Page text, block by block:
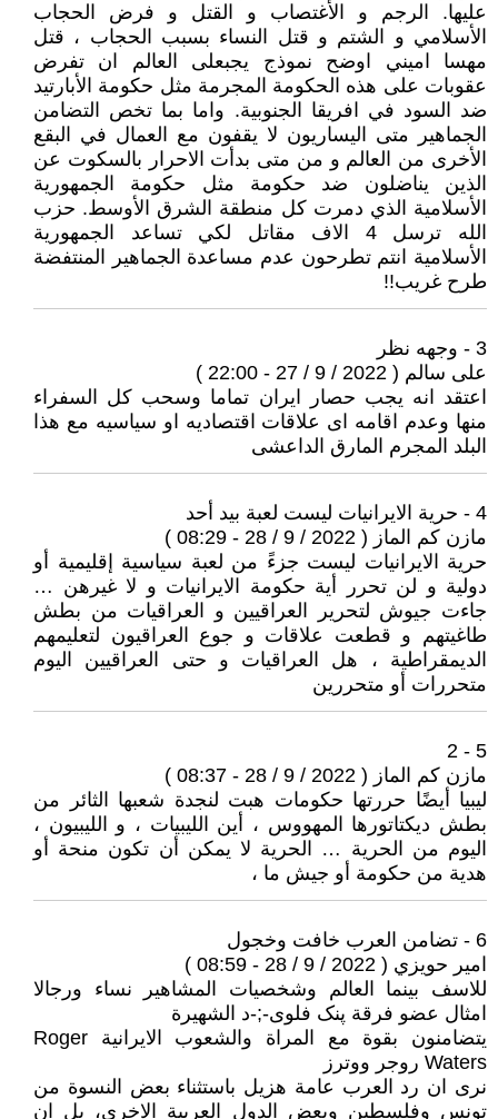
عليها. الرجم و الأغتصاب و القتل و فرض الحجاب
الأسلامي و الشتم و قتل النساء بسبب الحجاب ، قتل
مهسا اميني اوضح نموذج يجبعلى العالم ان تفرض
عقوبات على هذه الحكومة المجرمة مثل حكومة الأبارتيد
ضد السود في افريقا الجنوبية. واما بما تخص التضامن
الجماهير متى اليساريون لا يقفون مع العمال في البقع
الأخرى من العالم و من متى بدأت الاحرار بالسكوت عن
الذين يناضلون ضد حكومة مثل حكومة الجمهورية
الأسلامية الذي دمرت كل منطقة الشرق الأوسط. حزب
الله ترسل 4 الاف مقاتل لكي تساعد الجمهورية
الأسلامية انتم تطرحون عدم مساعدة الجماهير المنتفضة
طرح غريب!!
3 - وجهه نظر
على سالم ( 2022 / 9 / 27 - 22:00 )
اعتقد انه يجب حصار ايران تماما وسحب كل السفراء
منها وعدم اقامه اى علاقات اقتصاديه او سياسيه مع هذا
البلد المجرم المارق الداعشى
4 - حرية الايرانيات ليست لعبة بيد أحد
مازن كم الماز ( 2022 / 9 / 28 - 08:29 )
حرية الايرانيات ليست جزءً من لعبة سياسية إقليمية أو
دولية و لن تحرر أية حكومة الايرانيات و لا غيرهن …
جاءت جيوش لتحرير العراقيين و العراقيات من بطش
طاغيتهم و قطعت علاقات و جوع العراقيون لتعليمهم
الديمقراطية ، هل العراقيات و حتى العراقيين اليوم
متحررات أو متحررين
5 - 2
مازن كم الماز ( 2022 / 9 / 28 - 08:37 )
ليبيا أيضًا حررتها حكومات هبت لنجدة شعبها الثائر من
بطش ديكتاتورها المهووس ، أين الليبيات ، و الليبيون ،
اليوم من الحرية … الحرية لا يمكن أن تكون منحة أو
هدية من حكومة أو جيش ما ،
6 - تضامن العرب خافت وخجول
امير حويزي ( 2022 / 9 / 28 - 08:59 )
للاسف بينما العالم وشخصيات المشاهير نساء ورجالا
امثال عضو فرقة پنک فلوی-;-د الشهيرة
يتضامنون بقوة مع المراة والشعوب الايرانية Roger
Waters روجر ووترز
نرى ان رد العرب عامة هزيل باستثناء بعض النسوة من
تونس وفلسطين وبعض الدول العربية الاخرى، بل ان